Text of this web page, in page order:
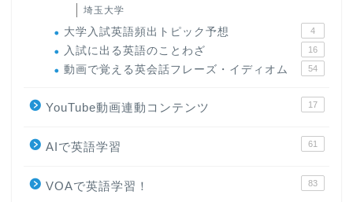
埼玉大学
大学入試英語頻出トピック予想 4
入試に出る英語のことわざ 16
動画で覚える英会話フレーズ・イディオム 54
YouTube動画連動コンテンツ 17
AIで英語学習 61
VOAで英語学習！ 83